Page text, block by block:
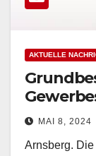
AKTUELLE
fällig
MAI 8, 2024
Arnsberg.